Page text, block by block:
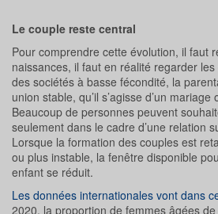
Le couple reste central
Pour comprendre cette évolution, il faut
naissances, il faut en réalité regarder
des sociétés à basse fécondité, la
union stable, qu’il s’agisse d’un mariage
Beaucoup de personnes peuvent
seulement dans le cadre d’une relation
Lorsque la formation des couples est
ou plus instable, la fenêtre disponible
enfant se réduit.
Les données internationales vont dans
2020, la proportion de femmes âgées